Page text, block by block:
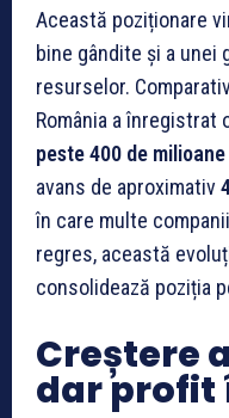
Această poziționare
bine gândite și a
resurselor.
România a înregistrat
peste 400 de
avans de aproximativ
în care multe
regres, această
consolidează poziția
Creștere
dar profit